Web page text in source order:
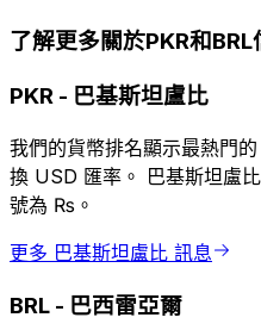
了解更多關於PKR和BRL
PKR - 巴基斯坦盧比
我們的貨幣排名顯示最熱門
換 USD 匯率。 巴基斯坦盧
號為 ₨。
更多 巴基斯坦盧比 訊息
BRL - 巴西雷亞爾